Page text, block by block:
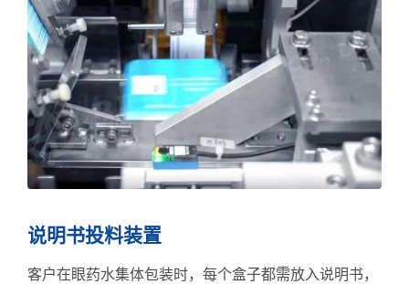
说明书投料装置
客户在眼药水集体包装时，每个盒子都需放入说明书，